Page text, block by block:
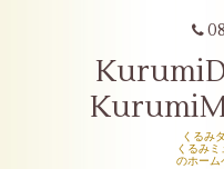
くるみ
くるみ
のホーム